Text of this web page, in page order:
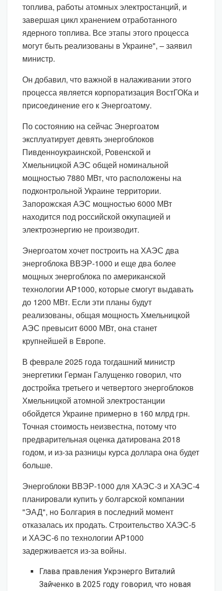
топлива, работы атомных электростанций, и
завершая цикл хранением отработанного
ядерного топлива. Все этапы этого процесса
могут быть реализованы в Украине", – заявил
министр.
Он добавил, что важной в налаживании этого
процесса является корпоратизация ВостГОКа и
присоединение его к Энергоатому.
По состоянию на сейчас Энергоатом
эксплуатирует девять энергоблоков
Пивденноукраинской, Ровенской и
Хмельницкой АЭС общей номинальной
мощностью 7880 МВт, что расположены на
подконтрольной Украине территории.
Запорожская АЭС мощностью 6000 МВт
находится под российской оккупацией и
электроэнергию не производит.
Энергоатом хочет построить на ХАЭС два
энергоблока ВВЭР-1000 и еще два более
мощных энергоблока по американской
технологии AP1000, которые смогут выдавать
до 1200 МВт. Если эти планы будут
реализованы, общая мощность Хмельницкой
АЭС превысит 6000 МВт, она станет
крупнейшей в Европе.
В феврале 2025 года тогдашний министр
энергетики Герман Галущенко говорил, что
достройка третьего и четвертого энергоблоков
Хмельницкой атомной электростанции
обойдется Украине примерно в 160 млрд грн.
Точная стоимость неизвестна, потому что
предварительная оценка датирована 2018
годом, и из-за разницы курса доллара она будет
больше.
Энергоблоки ВВЭР-1000 для ХАЭС-3 и ХАЭС-4
планировали купить у болгарской компании
"ЭАД", но Болгария в последний момент
отказалась их продать. Строительство ХАЭС-5
и ХАЭС-6 по технологии AP1000
задерживается из-за войны.
Глава правления Укрэнерго Виталий
Зайченко в 2025 году говорил, что новая